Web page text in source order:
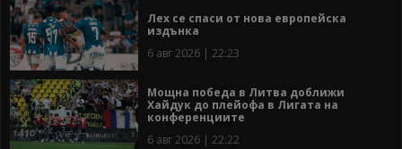
Лех се спаси от нова европейска
издънка
6 авг 2026 | 22:23
Мощна победа в Литва доближи
Хайдук до плейофа в Лигата на
конференциите
6 авг 2026 | 22:22